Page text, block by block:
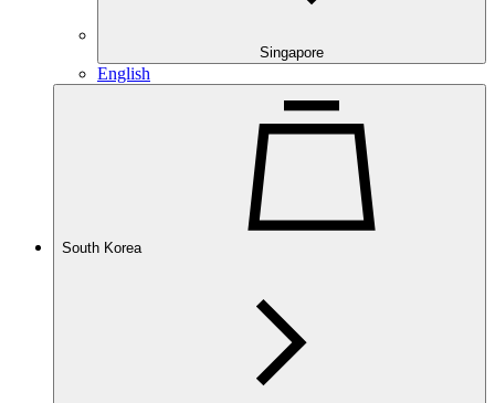
Singapore
English
South Korea